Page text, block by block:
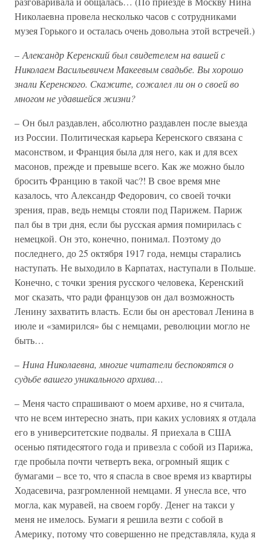
Николаевна провела несколько часов с сотрудниками
музея Горького и осталась очень довольна этой встречей.)
– Александр Керенский был свидетелем на вашей с
Николаем Васильевичем Макеевым свадьбе. Вы хорошо
знали Керенского. Скажите, сожалел ли он о своей во
многом не удавшейся жизни?
– Он был раздавлен, абсолютно раздавлен после выезда
из России. Политическая карьера Керенского связана с
масонством, и Франция была для него, как и для всех
масонов, прежде и превыше всего. Как же можно было
бросить Францию в такой час?! В свое время мне
казалось, что Александр Федорович, со своей точки
зрения, прав, ведь немцы стояли под Парижем. Париж
пал бы в три дня, если бы русская армия помирилась с
немецкой. Он это, конечно, понимал. Поэтому до
последнего, до 25 октября 1917 года, немцы старались
наступать. Не выходило в Карпатах, наступали в Польше.
Конечно, с точки зрения русского человека, Керенский
мог сказать, что ради французов он дал возможность
Ленину захватить власть. Если бы он арестовал Ленина в
июле и «замирился» бы с немцами, революции могло не
быть…
– Нина Николаевна, многие читатели беспокоятся о
судьбе вашего уникального архива…
– Меня часто спрашивают о моем архиве, но я считала,
что не всем интересно знать, при каких условиях я отдала
его в университетские подвалы. Я приехала в США
осенью пятидесятого года и привезла с собой из Парижа,
где пробыла почти четверть века, огромный ящик с
бумагами – все то, что я спасла в свое время из квартиры
Ходасевича, разгромленной немцами. Я унесла все, что
могла, как муравей, на своем горбу. Денег на такси у
меня не имелось. Бумаги я решила везти с собой в
Америку, потому что совершенно не представляла, куда я